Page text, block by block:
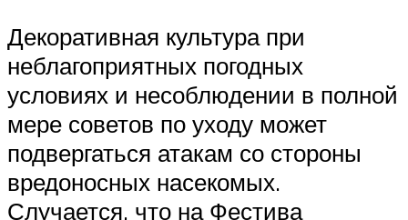
Декоративная культура при
неблагоприятных погодных
условиях и несоблюдении в полной
мере советов по уходу может
подвергаться атакам со стороны
вредоносных насекомых.
Случается, что на Фестива